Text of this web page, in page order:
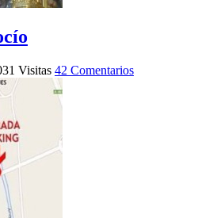
Visitas 42 Comentarios